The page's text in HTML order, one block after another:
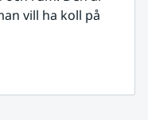
vill ha koll på